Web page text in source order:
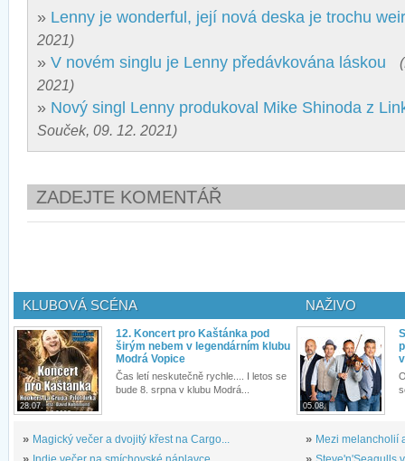
» Lenny je wonderful, její nová deska je trochu
2021)
» V novém singlu je Lenny předávkována láskou
2021)
» Nový singl Lenny produkoval Mike Shinoda z
Souček, 09. 12. 2021)
ZADEJTE KOMENTÁŘ
KLUBOVÁ SCÉNA
28.07.
12. Koncert pro Kaštánka pod
širým nebem v legendárním klubu
Modrá Vopice
Čas letí neskutečně rychle.... I letos se
bude 8. srpna v klubu Modrá...
» Magický večer a dvojitý křest na Cargo...
NAŽIVO
05.08.
» Mezi melancholií